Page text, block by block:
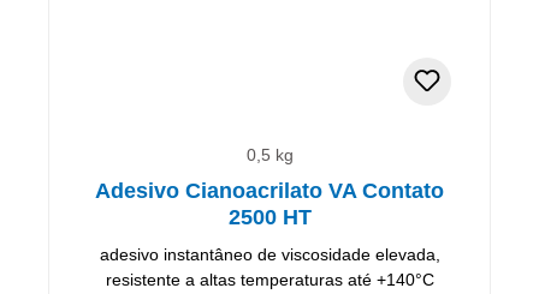
0,5 kg
Adesivo Cianoacrilato VA Contato
2500 HT
adesivo instantâneo de viscosidade elevada,
resistente a altas temperaturas até +140°C